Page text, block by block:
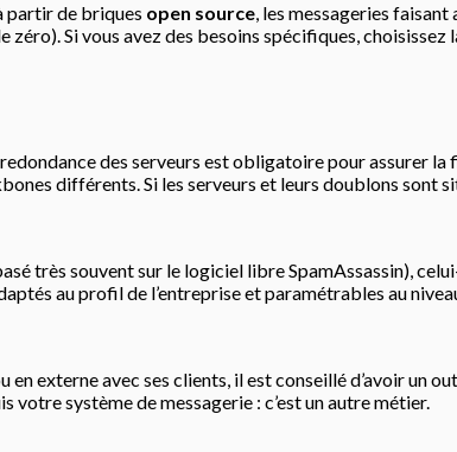
partir de briques open source, les messageries faisant
zéro). Si vous avez des besoins spécifiques,
des serveurs est obligatoire pour assurer
différents. Si les serveurs et leurs doublons sont
très souvent sur le logiciel libre SpamAssassin),
au profil de l’entreprise et paramétrables au
externe avec ses clients, il est conseillé d’avoir un
système de messagerie : c’est un autre métier.